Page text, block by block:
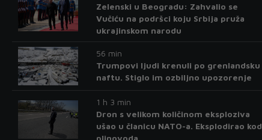
Zelenski u Beogradu: Zahvalio se
Vučiću na podršci koju Srbija pruža
ukrajinskom narodu
56 min
Trumpovi ljudi krenuli po grenlandsku
naftu. Stiglo im ozbiljno upozorenje
1 h 3 min
Dron s velikom količinom eksploziva
ušao u članicu NATO-a. Eksplodirao kod
plinovoda